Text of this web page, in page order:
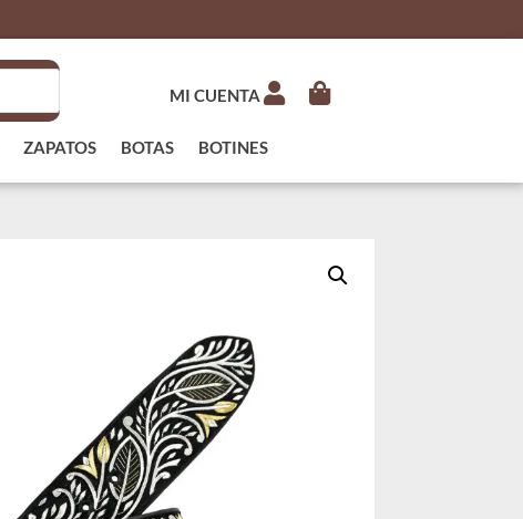
MI CUENTA
ZAPATOS BOTAS BOTINES